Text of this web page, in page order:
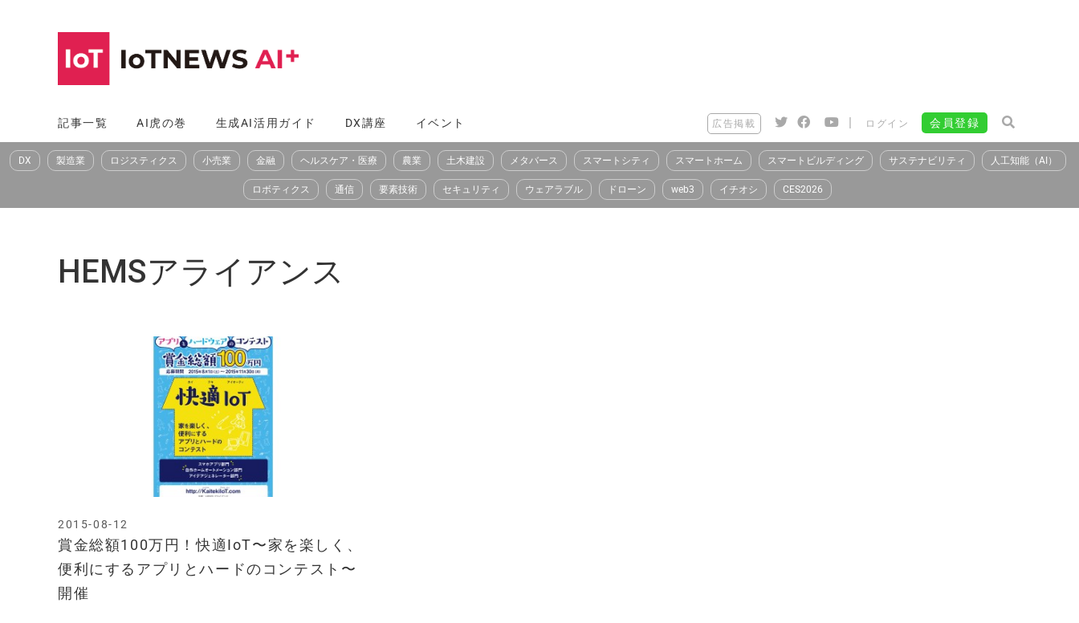
へ
ス
記事一覧 AI虎の巻 生成AI活用ガイド DX講座 イベント 広告掲載 | ログイン 会員登録
DX 製造業 ロジスティクス 小売業 金融 ヘルスケア・医療 農業 土木建設 メタバース スマートシティ スマートホーム スマートビルディング サステナビリティ 人工知能（AI）
ロボティクス 通信 要素技術 セキュリティ ウェアラブル ドローン web3 イチオシ CES2026
HEMSアライアンス
賞金総額100万円！快適IoT〜家を楽しく、
便利にするアプリとハードのコンテスト〜
開催
2015-08-12